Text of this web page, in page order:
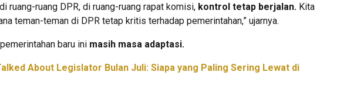
ruang-ruang DPR, di ruang-ruang rapat komisi, kontrol tetap berjalan. Kita
teman-teman di DPR tetap kritis terhadap pemerintahan,” ujarnya.
baru ini masih masa adaptasi.
About Legislator Bulan Juli: Siapa yang Paling Sering Lewat di